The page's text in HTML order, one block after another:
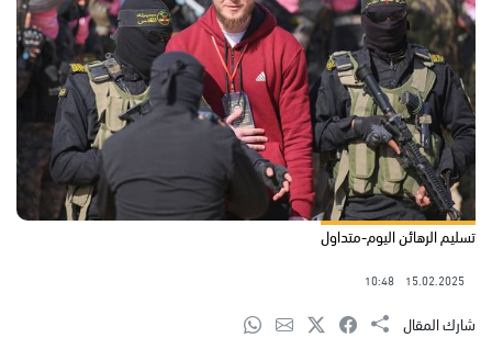
تسليم الرهائن اليوم-متداول
15.02.2025
10:48
شارك المقال